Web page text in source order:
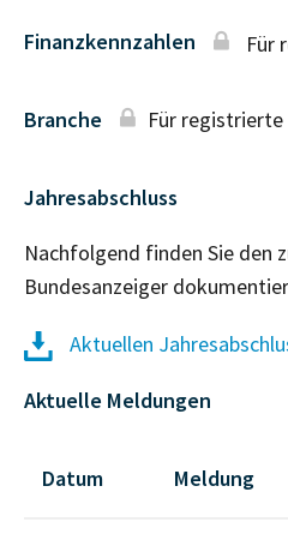
Finanzkennzahlen Für
Branche Für
Jahresabschluss
Nachfolgend finden Sie den
Bundesanzeiger
Aktuellen
Aktuelle Meldungen
Datum Meldung